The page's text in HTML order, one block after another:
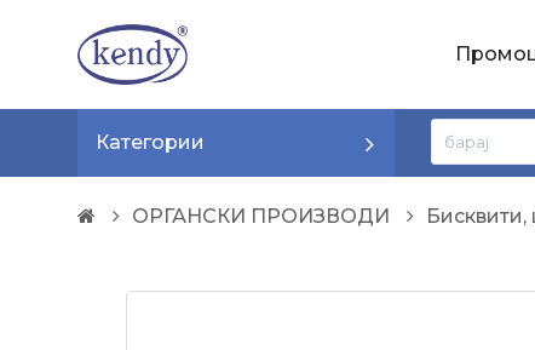
Категории
ОРГАНСКИ ПРОИЗВОДИ